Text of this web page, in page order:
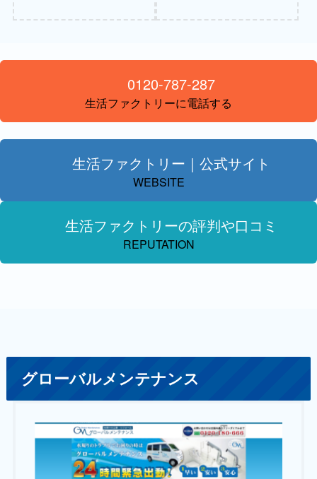
0120-787-287
生活ファクトリーに電話する
生活ファクトリー｜公式サイト
WEBSITE
生活ファクトリーの評判や口コミ
REPUTATION
グローバルメンテナンス